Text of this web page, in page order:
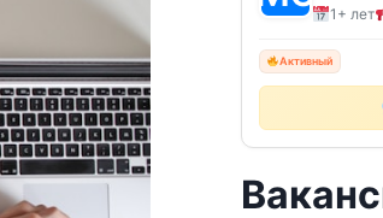
1+ лет
Активный